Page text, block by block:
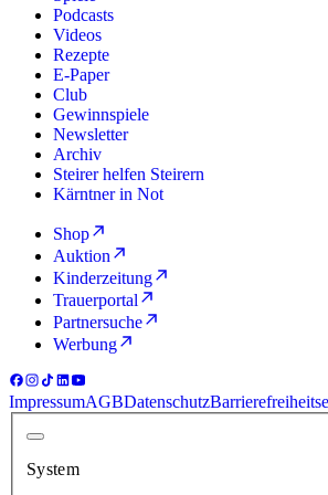
Podcasts
Videos
Rezepte
E-Paper
Club
Gewinnspiele
Newsletter
Archiv
Steirer helfen Steirern
Kärntner in Not
Shop
Auktion
Kinderzeitung
Trauerportal
Partnersuche
Werbung
ImpressumAGBDatenschutz
System